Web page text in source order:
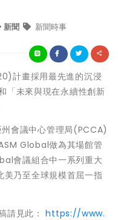
新聞 新聞時事
計畫採用最先進的沉浸
「未來與現在永續性創新
會議中心管理局(PCCA)
Global做為其場館管
會議組合中一系列重大
乃至全球規模首屈一指
請見此：https://www.